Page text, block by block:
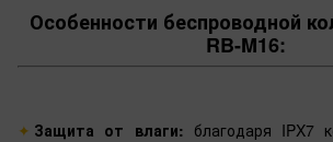
Особенности беспроводной
RB-M16:
Защита от влаги: благодаря IPX7